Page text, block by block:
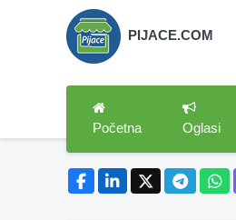
PIJACE.COM
Početna Oglasi